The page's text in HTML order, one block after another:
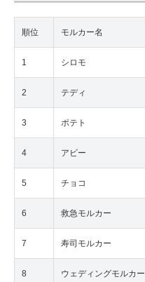
順位 モルカー名
1 シロモ
2 テディ
3 ポテト
4 アビー
5 チョコ
6 救急モルカー
7 寿司モルカー
8 ウェディングモルカー